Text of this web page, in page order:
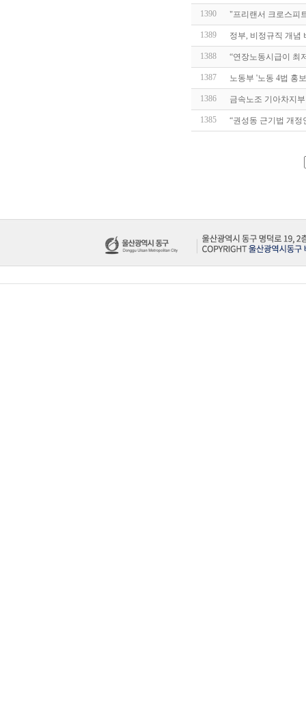
1390 "프리랜서 크로스피
1389 정부, 비정규직 개념
1388 “연장노동시급이 최
1387 노동부 '노동 4법 홍
1386 금속노조 기아차지
1385 “권성동 근기법 개